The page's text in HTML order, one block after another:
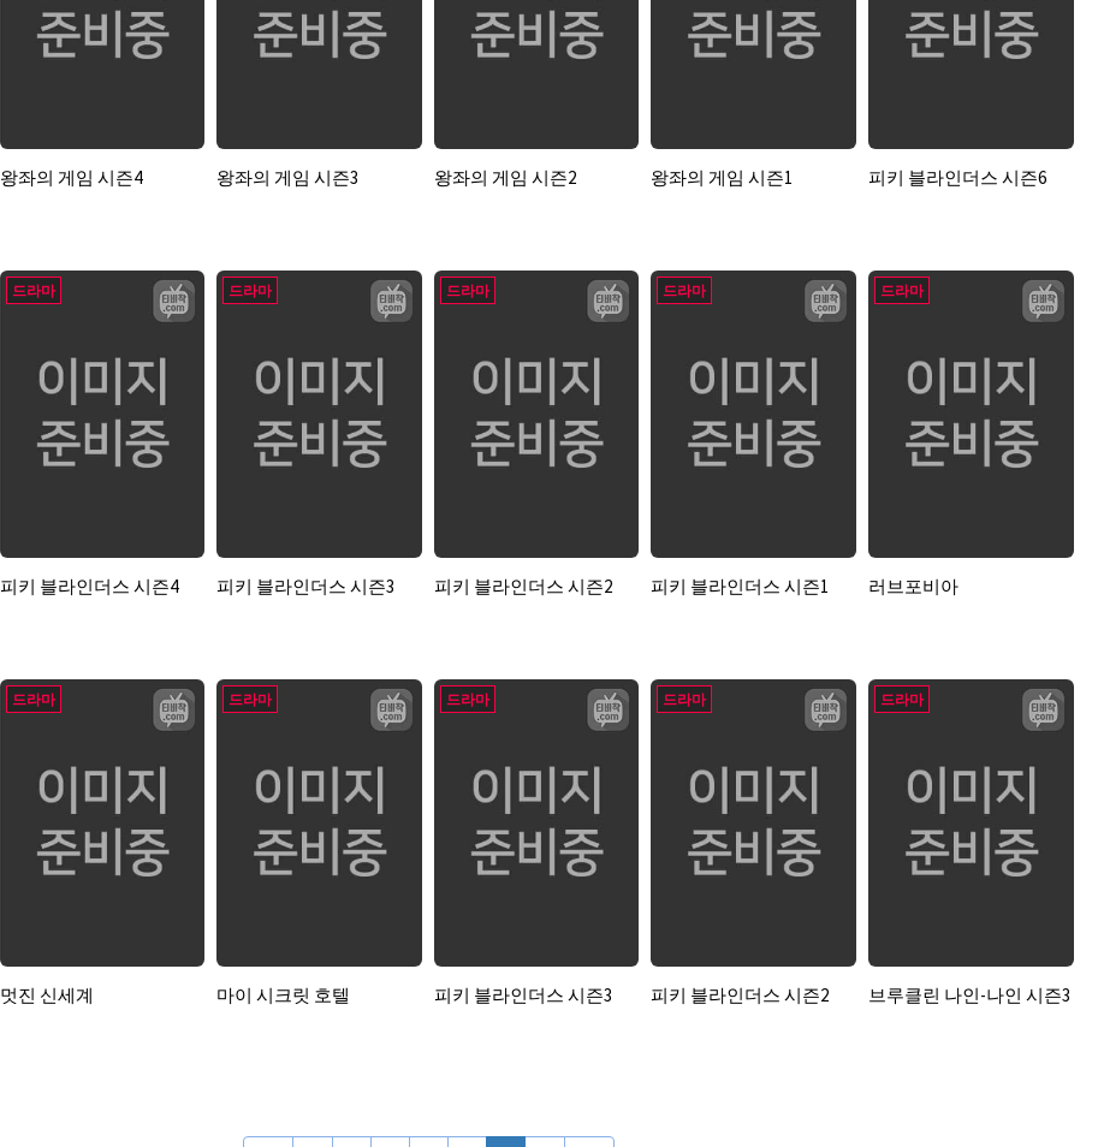
왕좌의 게임 시즌4 왕좌의 게임 시즌3 왕좌의 게임 시즌2 왕좌의 게임 시즌1 피키 블라인더스 시즌6
드라마
피키 블라인더스 시즌4
드라마
피키 블라인더스 시즌3
드라마
피키 블라인더스 시즌2
드라마
피키 블라인더스 시즌1
드라마
러브포비아
드라마
멋진 신세계
드라마
마이 시크릿 호텔
드라마
피키 블라인더스 시즌3
드라마
피키 블라인더스 시즌2
드라마
브루클린 나인-나인 시즌3